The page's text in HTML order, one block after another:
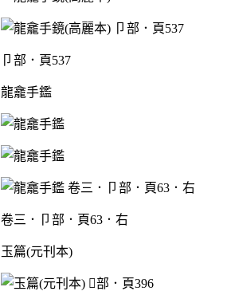
卩部．頁537
龍龕手鑑
卷三．卩部．頁63．右
玉篇(元刊本)